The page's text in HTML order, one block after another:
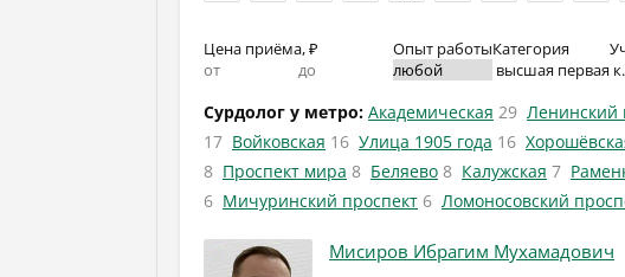
Цена приёма, ₽ Опыт работыКатегория
высшая первая
Сурдолог у метро: Академическая 29 Ленинский
17 Войковская 16 Улица 1905 года 16
8 Проспект мира 8 Беляево 8 Калужская 7
6 Мичуринский проспект 6 Ломоносовский
Мисиров Ибрагим Мухамадович